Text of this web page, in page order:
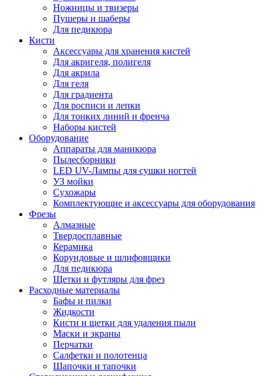
Ножницы и твизеры
Пушеры и шаберы
Для педикюра
Кисти
Аксессуары для хранения кистей
Для акригеля, полигеля
Для акрила
Для геля
Для градиента
Для росписи и лепки
Для тонких линий и френча
Наборы кистей
Оборудование
Аппараты для маникюра
Пылесборники
LED UV-Лампы для сушки ногтей
УЗ мойки
Сухожары
Комплектующие и аксессуары для оборудования
Фрезы
Алмазные
Твердосплавные
Керамика
Корундовые и шлифовщики
Для педикюра
Щетки и футляры для фрез
Расходные материалы
Бафы и пилки
Жидкости
Кисти и щетки для удаления пыли
Маски и экраны
Перчатки
Салфетки и полотенца
Шапочки и тапочки